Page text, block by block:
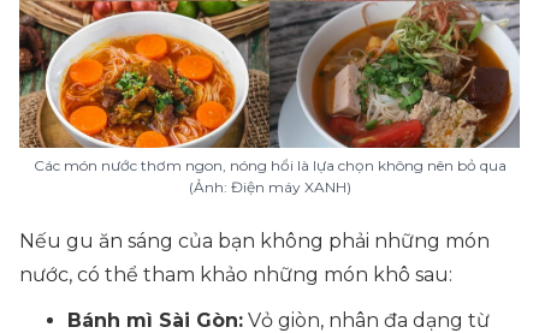
Các món nước thơm ngon, nóng hổi là lựa chọn không nên bỏ qua
(Ảnh: Điện máy XANH)
Nếu gu ăn sáng của bạn không phải những món
nước, có thể tham khảo những món khô sau:
Bánh mì Sài Gòn: Vỏ giòn, nhân đa dạng từ